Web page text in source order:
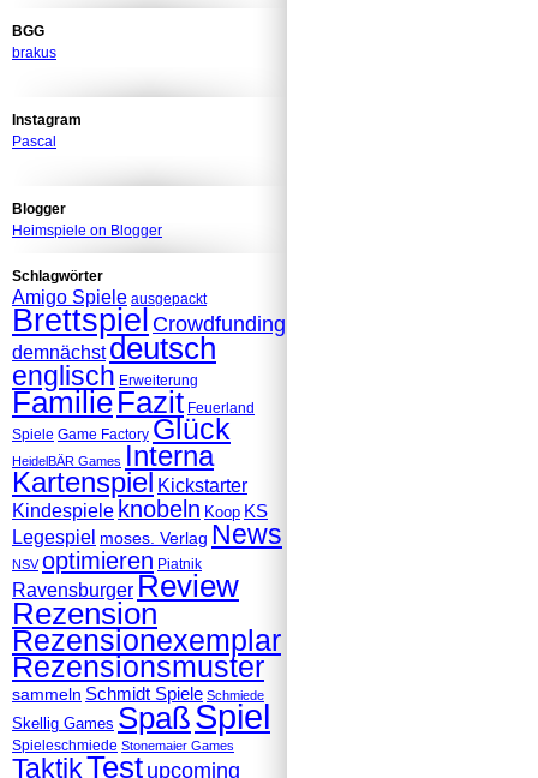
BGG
brakus
Instagram
Pascal
Blogger
Heimspiele on Blogger
Schlagwörter
Amigo Spiele ausgepackt
Brettspiel Crowdfunding
demnächst deutsch
englisch Erweiterung
FamilieFazit Feuerland
Spiele Game Factory Glück
HeidelBÄR Games Interna
Kartenspiel Kickstarter
Kindespiele knobeln Koop KS
Legespiel moses. Verlag News
NSV optimieren Piatnik
RavensburgerReview
Rezension
Rezensionexemplar
Rezensionsmuster
sammeln Schmidt Spiele Schmiede
Skellig Games SpaßSpiel
Spieleschmiede Stonemaier Games
TaktikTest upcoming